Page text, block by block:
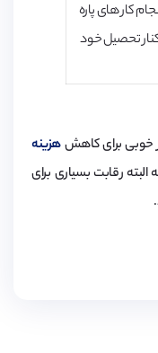
کار های پاره
تحصیل خود
خوبی برای کاهشهزینه
رقابت بسیاری برای